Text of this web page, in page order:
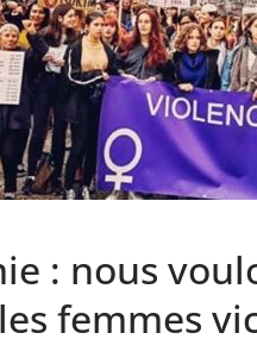
: nous
femmes